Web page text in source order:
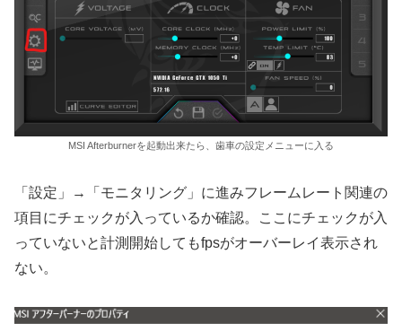
MSI Afterburnerを起動出来たら、歯車の設定メニューに入る
「設定」→「モニタリング」に進みフレームレート関連の
項目にチェックが入っているか確認。ここにチェックが入
っていないと計測開始してもfpsがオーバーレイ表示され
ない。